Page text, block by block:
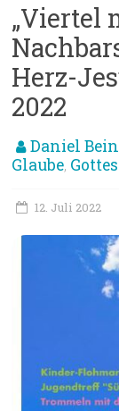
„Viertel
Herz-
2022
Daniel
Glaube,
12. Juli 2022